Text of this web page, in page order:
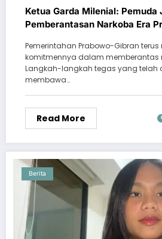
Ketua Garda Milenial: Pemuda
Pemberantasan Narkoba Era
Pemerintahan Prabowo-Gibran terus
komitmennya dalam memberantas
Langkah-langkah tegas yang telah
membawa…
Read More
Berita